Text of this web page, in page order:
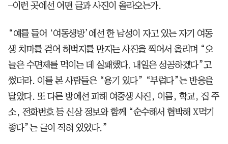
–이런 곳에선 어떤 글과 사진이 올라오는가.
“예를 들어 ‘여동생방’에선 한 남성이 자고 있는 자기 여동
생 치마를 걷어 허벅지를 만지는 사진을 찍어서 올리며 “오
늘은 수면제를 먹이는 데 실패했다. 내일은 성공하겠다”고
썼더라. 이를 본 사람들은 “용기 있다” “부럽다”는 반응을
달았다. 또 다른 방에선 피해 여중생 사진, 이름, 학교, 집 주
소, 전화번호 등 신상 정보와 함께 “순수해서 협박해 X먹기
좋다”는 글이 적혀 있었다.”